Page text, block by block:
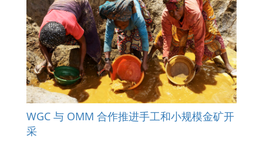
WGC 与 OMM 合作推进手工和小规模金矿开
采